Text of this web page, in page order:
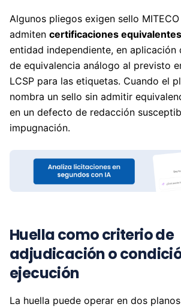
Algunos pliegos exigen sello
admiten certificaciones equivalentes
entidad independiente, en aplicación
de equivalencia análogo al previsto
LCSP para las etiquetas. Cuando el
nombra un sello sin admitir
en un defecto de redacción
impugnación.
Huella como criterio de
adjudicación o
ejecución
La huella puede operar en dos